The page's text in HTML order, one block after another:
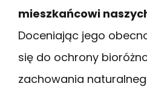
mieszkańcowi
Doceniając jego
się do ochrony
zachowania